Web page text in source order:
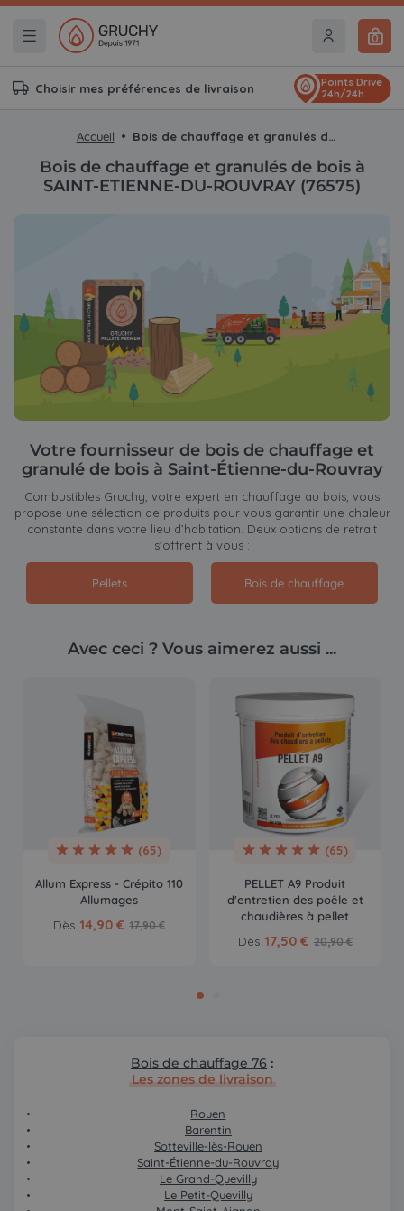
0
Choisir mes préférences de livraison
Points Drive
24h/24h
Accueil Bois de chauffage et granulés de bois à SAINT-ETIENNE-DU-ROUVRAY (76575)
Bois de chauffage et granulés de bois à
SAINT-ETIENNE-DU-ROUVRAY (76575)
Votre fournisseur de bois de chauffage et
granulé de bois à Saint-Étienne-du-Rouvray
Combustibles Gruchy, votre expert en chauffage au bois, vous
propose une sélection de produits pour vous garantir une chaleur
constante dans votre lieu d’habitation. Deux options de retrait
s'offrent à vous :
Pellets Bois de chauffage
Avec ceci ? Vous aimerez aussi ...
(65)
Allum Express - Crépito 110
Allumages
Dès 14,90 € 17,90 €
(65)
PELLET A9 Produit
d'entretien des poêle et
chaudières à pellet
Dès 17,50 € 20,90 €
Bois de chauffage 76 :
Les zones de livraison
Rouen
Barentin
Sotteville-lès-Rouen
Saint-Étienne-du-Rouvray
Le Grand-Quevilly
Le Petit-Quevilly